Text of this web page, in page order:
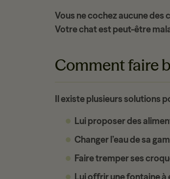
Vous ne cochez aucune
Votre chat est peut-être
Comment faire
Il existe plusieurs solutions
Lui proposer des
Changer l’eau de sa
Faire tremper ses
Lui offrir unefontaine à